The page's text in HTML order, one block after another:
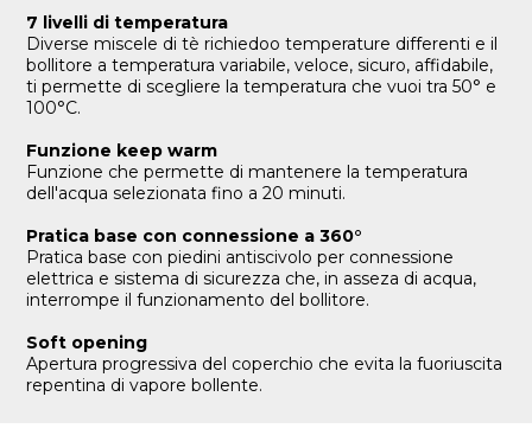
7 livelli di temperatura
Diverse miscele di tè richiedoo temperature differenti e il
bollitore a temperatura variabile, veloce, sicuro, affidabile,
ti permette di scegliere la temperatura che vuoi tra 50° e
100°C.
Funzione keep warm
Funzione che permette di mantenere la temperatura
dell'acqua selezionata fino a 20 minuti.
Pratica base con connessione a 360°
Pratica base con piedini antiscivolo per connessione
elettrica e sistema di sicurezza che, in asseza di acqua,
interrompe il funzionamento del bollitore.
Soft opening
Apertura progressiva del coperchio che evita la fuoriuscita
repentina di vapore bollente.